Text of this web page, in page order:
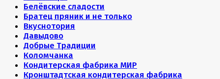
Белёвские сладости
Братец пряник и не только
Вкуснотория
Давыдово
Добрые Традиции
Коломчанка
Кондитерская фабрика МИР
Кронштадтская кондитерская фабрика